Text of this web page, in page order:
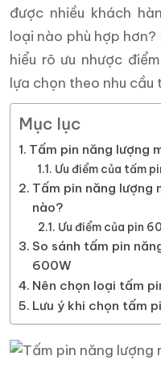
được nhiều khách
loại nào phù hợp
hiểu rõ ưu nhược
lựa chọn theo nhu cầu
Mục lục
Tấm pin năng lượng
Ưu điểm của tấm
Tấm pin năng lượng
nào?
Ưu điểm của pin
So sánh tấm pin
600W
Nên chọn loại tấm
Lưu ý khi chọn tấm